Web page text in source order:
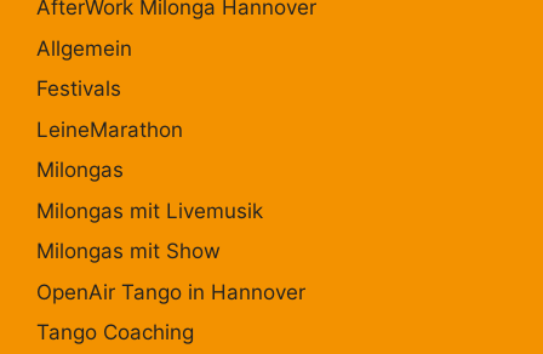
AfterWork Milonga Hannover
Allgemein
Festivals
LeineMarathon
Milongas
Milongas mit Livemusik
Milongas mit Show
OpenAir Tango in Hannover
Tango Coaching